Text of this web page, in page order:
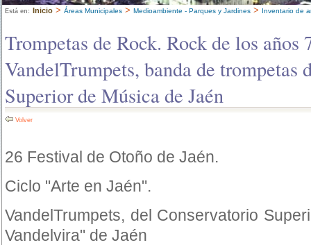
Está en: Inicio > Áreas Municipales > Medioambiente - Parques y Jardines > Inventario de
Trompetas de Rock. Rock de los años
VandelTrumpets, banda de trompetas
Superior de Música de Jaén
Volver
26 Festival de Otoño de Jaén.
Ciclo "Arte en Jaén".
VandelTrumpets, del Conservatorio
Vandelvira" de Jaén